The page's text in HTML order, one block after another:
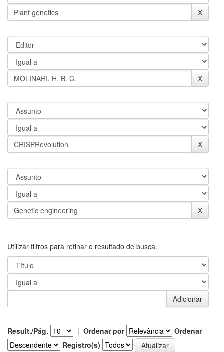
Utilizar filtros para refinar o resultado de busca.
Result./Pág. | Ordenar por
Ordenar
Registro(s)